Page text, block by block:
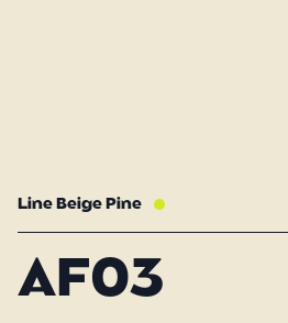
Line Beige Pine
AF03